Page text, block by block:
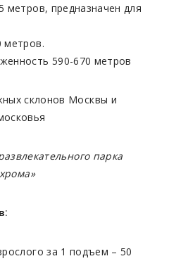
предназначен для
метров.
590-670 метров
парка
за 1 подъем – 50